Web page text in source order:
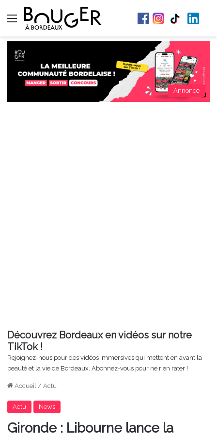
Menu
Annonce
Découvrez Bordeaux en vidéos sur notre
TikTok !
Rejoignez-nous pour des vidéos immersives qui mettent en avant la
beauté et la vie de Bordeaux. Abonnez-vous pour ne rien rater !
Accueil / Actu
Actu News
Gironde : Libourne lance la